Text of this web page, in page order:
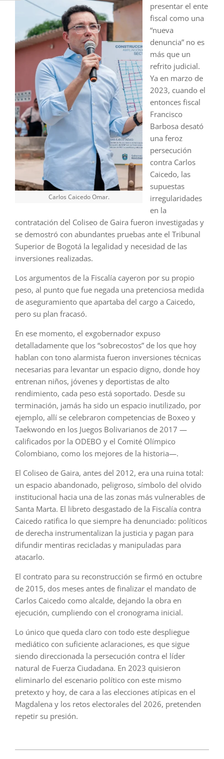
Carlos Caicedo Omar.
presentar el ente
fiscal como una
“nueva
denuncia” no es
más que un
refrito judicial.
Ya en marzo de
2023, cuando el
entonces fiscal
Francisco
Barbosa desató
una feroz
persecución
contra Carlos
Caicedo, las
supuestas
irregularidades
en la
contratación del Coliseo de Gaira fueron investigadas y
se demostró con abundantes pruebas ante el Tribunal
Superior de Bogotá la legalidad y necesidad de las
inversiones realizadas.
Los argumentos de la Fiscalía cayeron por su propio
peso, al punto que fue negada una pretenciosa medida
de aseguramiento que apartaba del cargo a Caicedo,
pero su plan fracasó.
En ese momento, el exgobernador expuso
detalladamente que los “sobrecostos” de los que hoy
hablan con tono alarmista fueron inversiones técnicas
necesarias para levantar un espacio digno, donde hoy
entrenan niños, jóvenes y deportistas de alto
rendimiento, cada peso está soportado. Desde su
terminación, jamás ha sido un espacio inutilizado, por
ejemplo, allí se celebraron competencias de Boxeo y
Taekwondo en los Juegos Bolivarianos de 2017 —
calificados por la ODEBO y el Comité Olímpico
Colombiano, como los mejores de la historia—.
El Coliseo de Gaira, antes del 2012, era una ruina total:
un espacio abandonado, peligroso, símbolo del olvido
institucional hacia una de las zonas más vulnerables de
Santa Marta. El libreto desgastado de la Fiscalía contra
Caicedo ratifica lo que siempre ha denunciado: políticos
de derecha instrumentalizan la justicia y pagan para
difundir mentiras recicladas y manipuladas para
atacarlo.
El contrato para su reconstrucción se firmó en octubre
de 2015, dos meses antes de finalizar el mandato de
Carlos Caicedo como alcalde, dejando la obra en
ejecución, cumpliendo con el cronograma inicial.
Lo único que queda claro con todo este despliegue
mediático con suficiente aclaraciones, es que sigue
siendo direccionada la persecución contra el líder
natural de Fuerza Ciudadana. En 2023 quisieron
eliminarlo del escenario político con este mismo
pretexto y hoy, de cara a las elecciones atípicas en el
Magdalena y los retos electorales del 2026, pretenden
repetir su presión.